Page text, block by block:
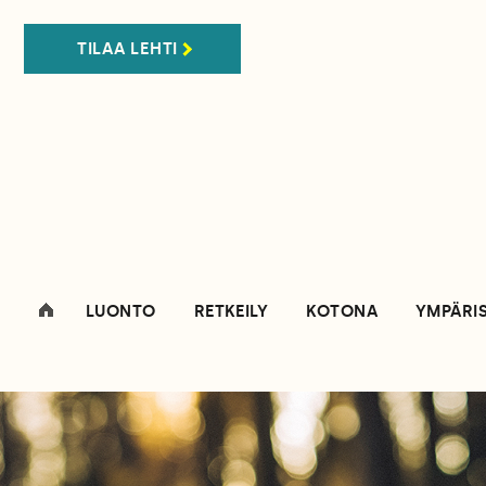
TILAA LEHTI
LUONTO RETKEILY KOTONA